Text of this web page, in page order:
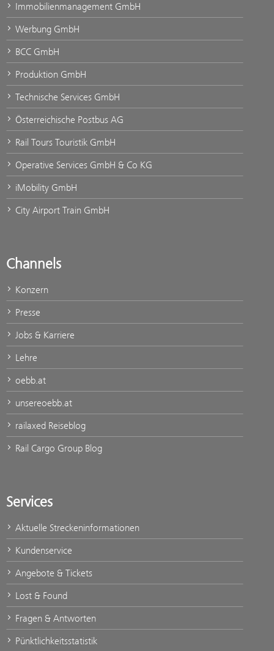
Immobilienmanagement GmbH
Werbung GmbH
BCC GmbH
Produktion GmbH
Technische Services GmbH
Österreichische Postbus AG
Rail Tours Touristik GmbH
Operative Services GmbH & Co KG
iMobility GmbH
City Airport Train GmbH
Channels
Konzern
Presse
Jobs & Karriere
Lehre
oebb.at
unsereoebb.at
railaxed Reiseblog
Rail Cargo Group Blog
Services
Aktuelle Streckeninformationen
Kundenservice
Angebote & Tickets
Lost & Found
Fragen & Antworten
Pünktlichkeitsstatistik